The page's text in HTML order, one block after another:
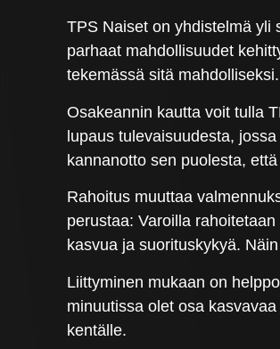
TPS Naiset on yhdistelmä yli
parhaat mahdollisuudet
tekemässä sitä mahdolliseksi.
Osakeannin kautta voit tulla
lupaus tulevaisuudesta,
kannanotto sen puolesta,
Rahoitus muuttaa
perustaa: Varoilla
kasvua ja suorituskykyä.
Liittyminen mukaan on
minuutissa olet osa
kentälle.